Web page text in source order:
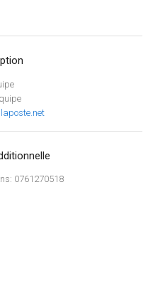
0761270518
| République tchèque
|Finlande